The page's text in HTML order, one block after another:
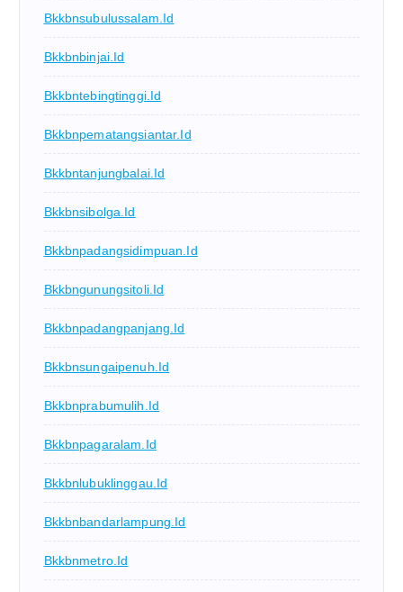
Bkkbnsubulussalam.id
Bkkbnbinjai.id
Bkkbntebingtinggi.id
Bkkbnpematangsiantar.id
Bkkbntanjungbalai.id
Bkkbnsibolga.id
Bkkbnpadangsidimpuan.id
Bkkbngunungsitoli.id
Bkkbnpadangpanjang.id
Bkkbnsungaipenuh.id
Bkkbnprabumulih.id
Bkkbnpagaralam.id
Bkkbnlubuklinggau.id
Bkkbnbandarlampung.id
Bkkbnmetro.id